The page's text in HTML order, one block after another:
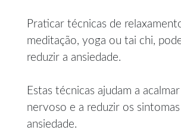
Praticar técnicas de
meditação, yoga ou tai chi,
reduzir a ansiedade.
Estas técnicas ajudam a
nervoso e a reduzir os
ansiedade.